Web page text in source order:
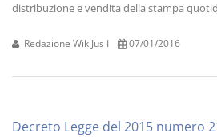
distribuzione e vendita della stampa
Redazione WikiJus I 07/01/2016
Decreto Legge del 2015 numero